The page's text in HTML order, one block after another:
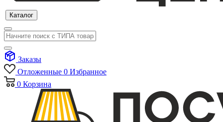
Каталог
Заказы
Отложенные 0 Избранное
0 Корзина